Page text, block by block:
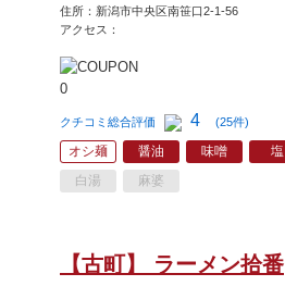
住所：新潟市中央区南笹口2-1-56
アクセス：
クチコミ総合評価 4 (25件)
オシ麺 醤油 味噌 塩
白湯
麻婆
【古町】 ラーメン拾番